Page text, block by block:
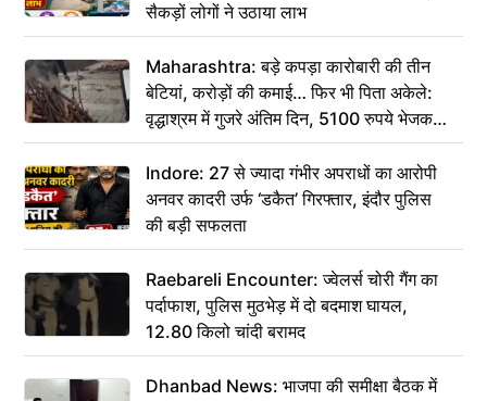
सैकड़ों लोगों ने उठाया लाभ
Maharashtra: बड़े कपड़ा कारोबारी की तीन
बेटियां, करोड़ों की कमाई… फिर भी पिता अकेले:
वृद्धाश्रम में गुजरे अंतिम दिन, 5100 रुपये भेजकर
कहा– अंतिम संस्कार कर दीजिए हम नहीं आ पाएंगे
Indore: 27 से ज्यादा गंभीर अपराधों का आरोपी
अनवर कादरी उर्फ ‘डकैत’ गिरफ्तार, इंदौर पुलिस
की बड़ी सफलता
Raebareli Encounter: ज्वेलर्स चोरी गैंग का
पर्दाफाश, पुलिस मुठभेड़ में दो बदमाश घायल,
12.80 किलो चांदी बरामद
Dhanbad News: भाजपा की समीक्षा बैठक में